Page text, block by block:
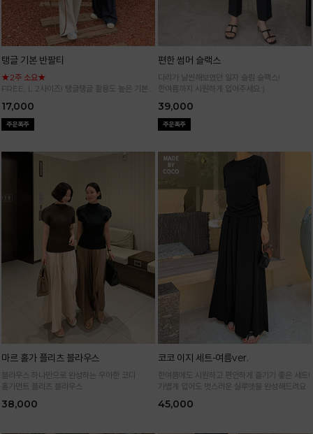
탱글 기본 반팔티
★2주 소요★
FREE, L 2사이즈! 탱글탱글 활용도 높은 기본
17,000
편한 썸머 슬랙스
다리가 날씬해보였던 일자 슬림 슬랙스!
한여름까지 시원하게 입어주세요:)
39,000
마르 홀가 플리츠 블라우스
블라우스 하나만으로 완성하는 우아한 코디
홀가먼트 플리츠 블라우스
38,000
코코 이지 세트-여름ver.
한여름에도 시원하고 편안하게 즐기기 좋은 세트!
가볍게 입어도 멋스러운 실루엣을 완성해드려요
45,000